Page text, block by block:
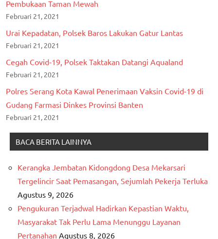
Pembukaan Taman Mewah
Februari 21, 2021
Urai Kepadatan, Polsek Baros Lakukan Gatur Lantas
Februari 21, 2021
Cegah Covid-19, Polsek Taktakan Datangi Aqualand
Februari 21, 2021
Polres Serang Kota Kawal Penerimaan Vaksin Covid-19 di
Gudang Farmasi Dinkes Provinsi Banten
Februari 21, 2021
BACA BERITA LAINNYA
Kerangka Jembatan Kidongdong Desa Mekarsari
Tergelincir Saat Pemasangan, Sejumlah Pekerja Terluka
Agustus 9, 2026
Pengukuran Terjadwal Hadirkan Kepastian Waktu,
Masyarakat Tak Perlu Lama Menunggu Layanan
Pertanahan Agustus 8, 2026